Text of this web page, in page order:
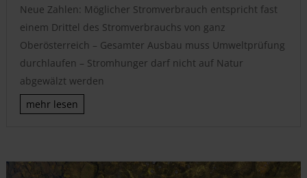
Neue Zahlen: Möglicher Stromverbrauch entspricht fast
einem Drittel des Stromverbrauchs von ganz
Oberösterreich – Gesamter Ausbau muss Umweltprüfung
durchlaufen – Stromhunger darf nicht auf Natur
abgewälzt werden
mehr lesen